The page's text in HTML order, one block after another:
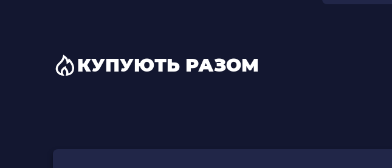
КУПУЮТЬ РАЗОМ